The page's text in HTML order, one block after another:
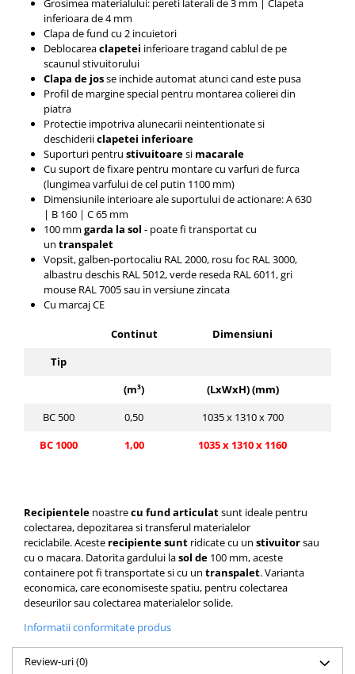
Grosimea materialului: pereti laterali de 3 mm | Clapeta
inferioara de 4 mm
Clapa de fund cu 2 incuietori
Deblocareaclapetei inferioare tragand cablul de pe
scaunul stivuitorului
Clapa de josse inchide automat atunci cand este pusa
Profil de margine special pentru montarea colierei din
piatra
Protectie impotriva alunecarii neintentionate si
deschideriiclapetei inferioare
Suporturi pentru stivuitoaresi macarale
Cu suport de fixare pentru montare cu varfuri de furca
(lungimea varfului de cel putin 1100 mm)
Dimensiunile interioare ale suportului de actionare: A 630
| B 160 | C 65 mm
100 mm garda la sol - poate fi transportatcu
un transpalet
Vopsit, galben-portocaliu RAL 2000, rosu foc RAL 3000,
albastru deschis RAL 5012, verde reseda RAL 6011, gri
mouse RAL 7005 sau in versiune zincata
Cu marcaj CE
Continut Dimensiuni
Tip
(m³)
(LxWxH) (mm)
BC 500
0,50 1035 x 1310 x 700
BC 1000
1,00 1035 x 1310 x 1160
Recipientele noastrecu fund articulatsunt ideale pentru
colectarea, depozitarea si transferul materialelor
reciclabile.Aceste recipiente sunt ridicatecu un stivuitorsau
cu o macara. Datorita gardului lasol de 100 mm, aceste
containere pot fi transportate si cu un transpalet.Varianta
economica, care economiseste spatiu, pentru colectarea
deseurilor sau colectarea materialelor solide.
Informatii conformitate produs
Review-uri(0)